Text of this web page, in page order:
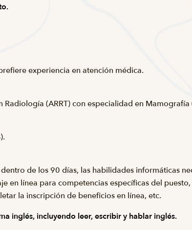
experiencia en atención médica.
Radiología (ARRT) con especialidad en
de los 90 días, las habilidades informáticas
en línea para competencias específicas del
la inscripción de beneficios en línea, etc.
inglés, incluyendo leer, escribir y hablar inglés.